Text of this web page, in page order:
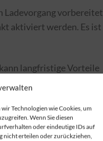
Technologien wie Cookies, um
Wenn Sie diesen
oder eindeutige IDs auf
nicht erteilen oder zurückziehen,
Ladevorgang vorbereitet
aktiviert werden. Es ist
langfristige Vorteile
gesenkt
zu steuern.